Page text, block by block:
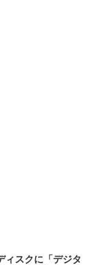
ィスクに「デジタ